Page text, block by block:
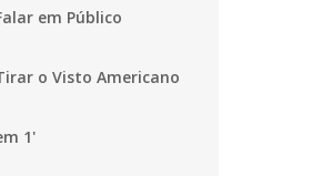
em Público
o Visto Americano
1'